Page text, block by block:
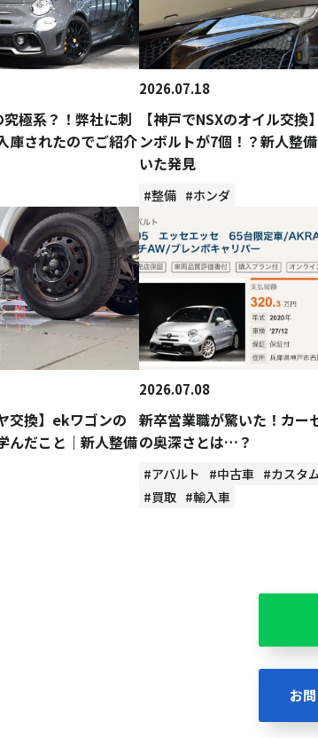
お
極系？！弊社に刺
庫されたのでご紹介
2026.07.18
【神戸でNSXのオイル交換
ンボルトが7個！？新人整
いた発見
#整備 #ホンダ
交換】ekワゴンの
んだこと｜新人整備
2026.07.08
新卒営業職が驚いた！カー
の奥深さとは…？
#アバルト #中古車 #カスタ
#買取 #輸入車